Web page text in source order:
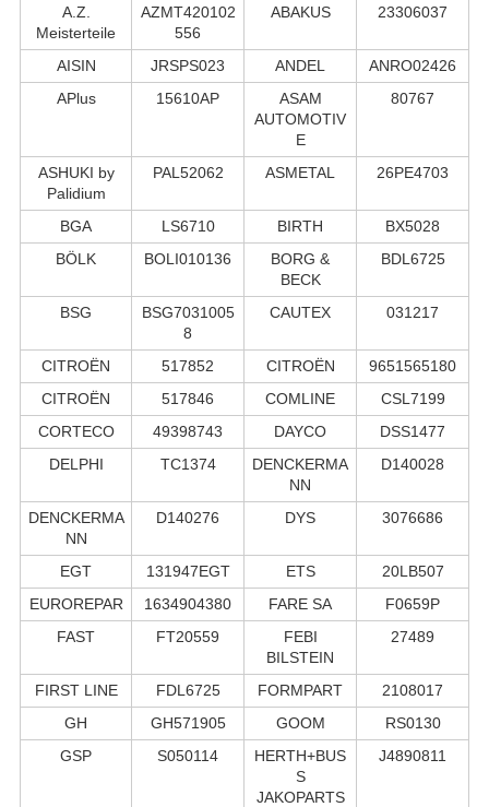
A.Z.
Meisterteile
AZMT420102
556
ABAKUS 23306037
AISIN JRSPS023 ANDEL
ANRO02426
APlus
15610AP
ASAM
AUTOMOTIV
E
80767
ASHUKI by
Palidium
PAL52062 ASMETAL 26PE4703
BGA LS6710 BIRTH
BX5028
BÖLK
BOLI010136
BORG &
BECK
BDL6725
BSG
BSG7031005
8
CAUTEX 031217
CITROËN 517852 CITROËN
9651565180
CITROËN
517846 COMLINE
CSL7199
CORTECO
49398743 DAYCO
DSS1477
DELPHI
TC1374
DENCKERMA
NN
D140028
DENCKERMA
NN
D140276 DYS 3076686
EGT 131947EGT ETS
20LB507
EUROREPAR
1634904380 FARE SA
F0659P
FAST
FT20559
FEBI
BILSTEIN
27489
FIRST LINE FDL6725 FORMPART
2108017
GH
GH571905 GOOM
RS0130
GSP
S050114
HERTH+BUS
S
JAKOPARTS
J4890811